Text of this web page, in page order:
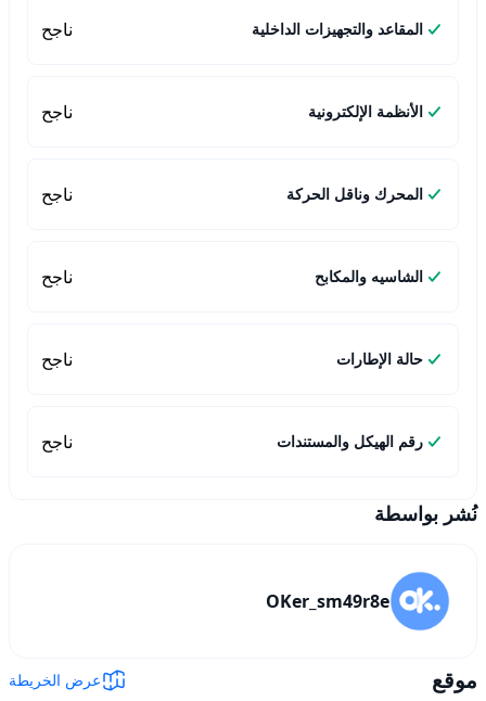
المقاعد والتجهيزات الداخلية ناجح
الأنظمة الإلكترونية ناجح
المحرك وناقل الحركة ناجح
الشاسيه والمكابح ناجح
حالة الإطارات ناجح
رقم الهيكل والمستندات ناجح
نُشر بواسطة
OKer_sm49r8e
موقع عرض الخريطة